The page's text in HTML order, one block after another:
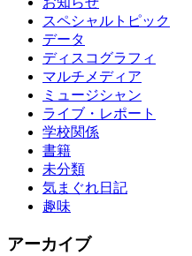
スペシャルトピック
データ
ディスコグラフィ
マルチメディア
ミュージシャン
ライブ・レポート
学校関係
書籍
未分類
気まぐれ日記
趣味
アーカイブ